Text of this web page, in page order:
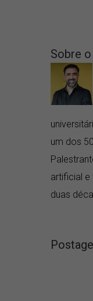
Sobre
um dos
artificial e
duas